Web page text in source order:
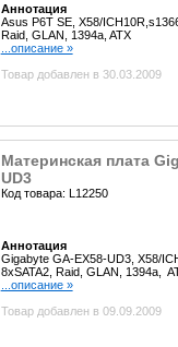
Аннотация
Asus P6T SE, X58/
Raid, GLAN, 1394a, ATX
...описание »
Товар добавлен в 30.03.2009
Материнская плата
UD3
Код товара: L12250
Аннотация
Gigabyte GA-EX58-UD3, X58/
8xSATA2, Raid, GLAN, 1394a,
...описание »
Товар добавлен в 09.09.2009